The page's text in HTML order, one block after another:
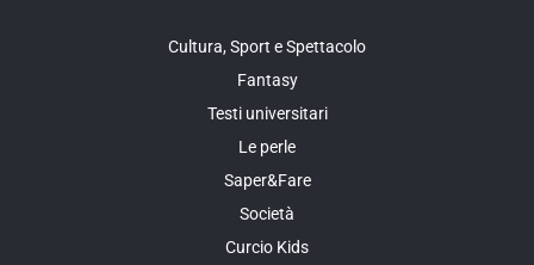
Cultura, Sport e Spettacolo
Fantasy
Testi universitari
Le perle
Saper&Fare
Società
Curcio Kids